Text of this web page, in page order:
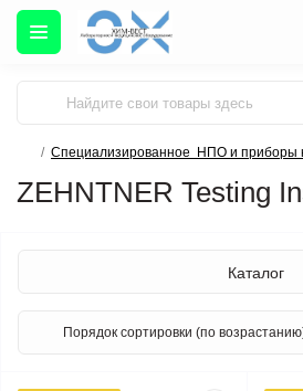
Cпециализированное НПО и приборы
ZEHNTNER Testing
Каталог